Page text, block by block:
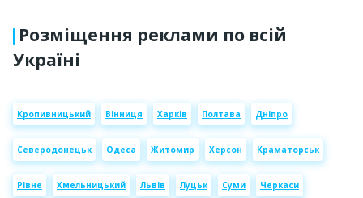
Розміщення реклами по всій
Україні
Кропивницький Вінниця Харків Полтава Дніпро
Северодонецьк Одеса Житомир Херсон Краматорськ
Рівне Хмельницький Львів Луцьк Суми Черкаси